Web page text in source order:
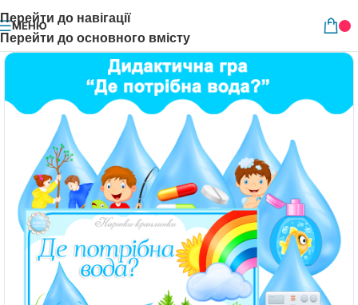
Перейти до навігації
Перейти до основного вмісту
МЕНЮ